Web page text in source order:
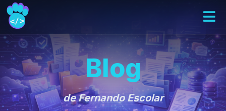
Blog
de Fernando Escolar